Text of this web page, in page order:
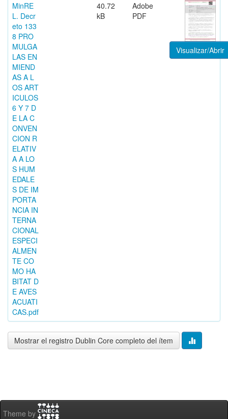
MinRE
L. Decr
eto 133
8 PRO
MULGA
LAS EN
MIEND
AS A L
OS ART
ICULOS
6 Y 7 D
E LA C
ONVEN
CION R
ELATIV
A A LO
S HUM
EDALE
S DE IM
PORTA
NCIA IN
TERNA
CIONAL
ESPECI
ALMEN
TE CO
MO HA
BITAT D
E AVES
ACUATI
CAS.pdf
40.72
kB
Adobe
PDF
Visualizar/Abrir
Mostrar el registro Dublin Core completo del ítem
Theme by